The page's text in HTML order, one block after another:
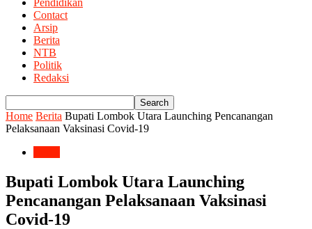
Pendidikan
Contact
Arsip
Berita
NTB
Politik
Redaksi
Home Berita Bupati Lombok Utara Launching Pencanangan
Pelaksanaan Vaksinasi Covid-19
Bupati Lombok Utara Launching
Pencanangan Pelaksanaan Vaksinasi
Covid-19